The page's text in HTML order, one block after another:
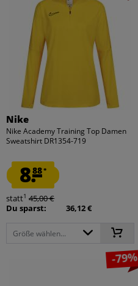
Nike
Nike Academy Training Top Damen
Sweatshirt DR1354-719
8.88*
statt1 45,00 €
Du sparst:
36,12 €
Größe wählen...
-79%